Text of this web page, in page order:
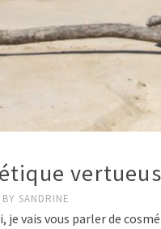
BY SANDRINE
je vais vous parler de